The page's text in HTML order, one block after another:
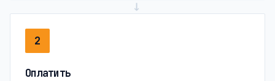
→
2
Оплатить